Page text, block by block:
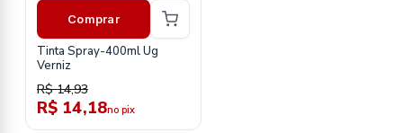
Comprar
Tinta Spray-400ml Ug
Verniz
R$ 14,93
R$ 14,18no pix